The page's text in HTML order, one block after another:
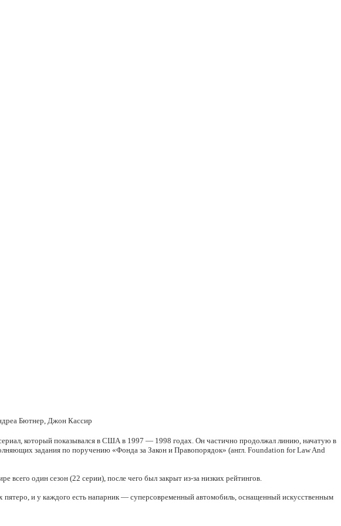
Бютнер, Джон Кассир
который показывался в США в 1997 — 1998 годах. Он частично продолжал линию, начатую в
задания по поручению «Фонда за Закон и Правопорядок» (англ. Foundation for Law And
один сезон (22 серии), после чего был закрыт из-за низких рейтингов.
и у каждого есть напарник — суперсовременный автомобиль, оснащенный искусственным